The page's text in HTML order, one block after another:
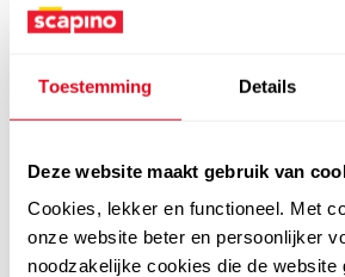
Toestemming Details
Deze website maakt gebruik van
Cookies, lekker en functioneel. Met
onze website beter en persoonlijker
noodzakelijke cookies die de website